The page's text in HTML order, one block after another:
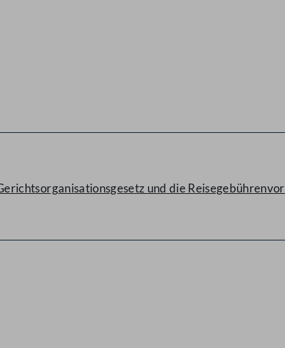
und die